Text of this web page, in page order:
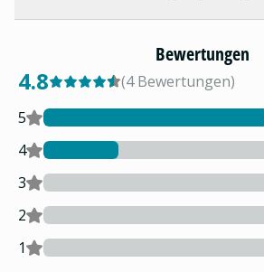
Bewertungen
4.8 (4 Bewertungen)
5
4
3
2
1